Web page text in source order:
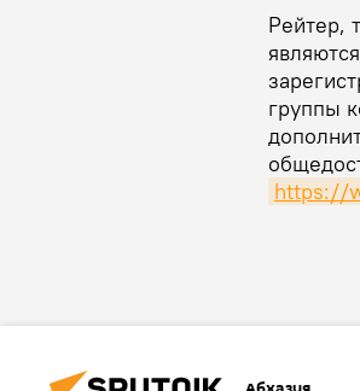
Рейтер,
группы
https://